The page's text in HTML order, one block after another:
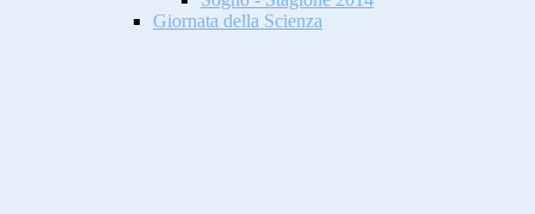
Giornata della Scienza